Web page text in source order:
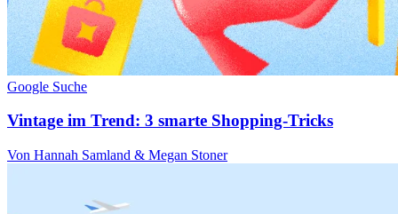
Google Suche
Vintage im Trend: 3 smarte Shopping-Tricks
Von Hannah Samland & Megan Stoner